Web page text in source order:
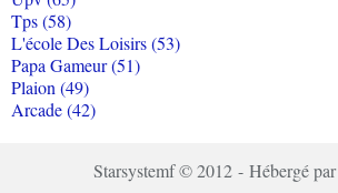
Tps (58)
L'école Des Loisirs (53)
Papa Gameur (51)
Plaion (49)
Arcade (42)
Starsystemf © 2012 - Hébergé par